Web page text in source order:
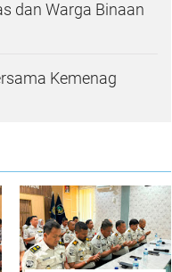
dan Warga Binaan
Kemenag